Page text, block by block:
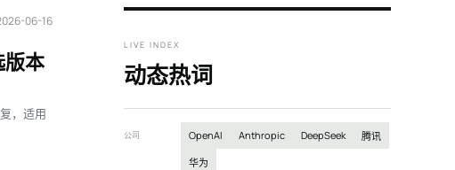
06-16
本
，适用
LIVE INDEX
动态热词
公司 OpenAI Anthropic DeepSeek
腾讯
华为